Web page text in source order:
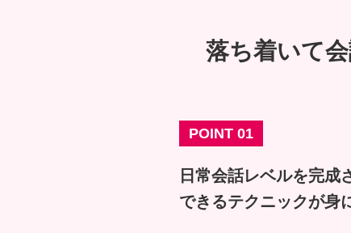
落ち着いて
POINT 01
日常会話レベルを完成
できるテクニックが身